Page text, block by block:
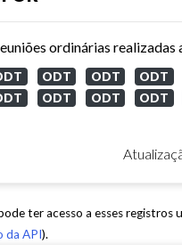
ODT ODT
ODT
ODT ODT ODT
ter acesso a esses registros
da API).